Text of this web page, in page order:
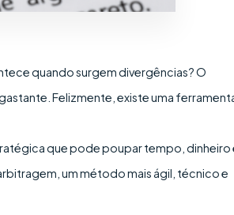
quando surgem divergências? O
Felizmente, existe uma
que pode poupar tempo, dinheiro
um método mais ágil, técnico e